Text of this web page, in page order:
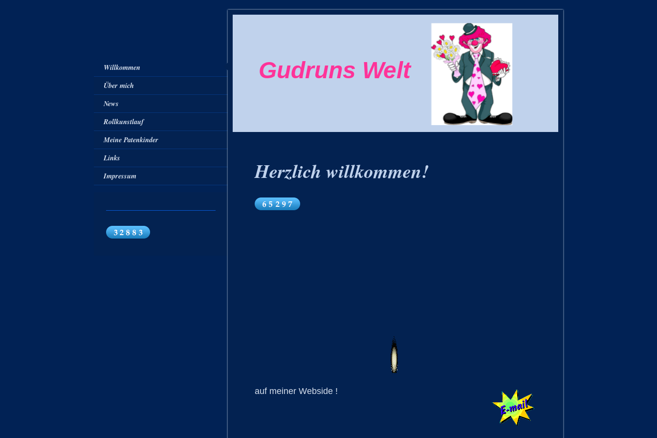
Gudruns Welt
Herzlich willkommen!
auf meiner Webside !
Willkommen
Über mich
News
Rollkunstlauf
Meine Patenkinder
Links
Impressum